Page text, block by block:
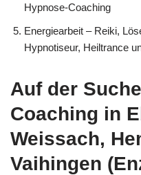
Hypnose-Coaching
Energiearbeit – Reiki,
Hypnotiseur, Heiltrance
Auf der
Coaching in
Weissach,
Vaihingen